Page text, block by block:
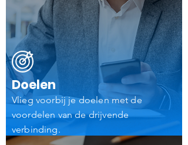
Doelen
Vlieg voorbij je doelen met de
voordelen van de drijvende
verbinding.